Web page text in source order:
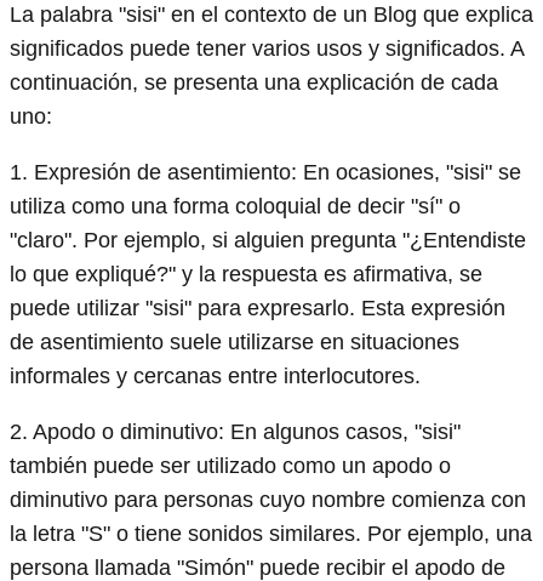
La palabra "sisi" en el contexto de un Blog que explica
significados puede tener varios usos y significados. A
continuación, se presenta una explicación de cada
uno:
1. Expresión de asentimiento: En ocasiones, "sisi" se
utiliza como una forma coloquial de decir "sí" o
"claro". Por ejemplo, si alguien pregunta "¿Entendiste
lo que expliqué?" y la respuesta es afirmativa, se
puede utilizar "sisi" para expresarlo. Esta expresión
de asentimiento suele utilizarse en situaciones
informales y cercanas entre interlocutores.
2. Apodo o diminutivo: En algunos casos, "sisi"
también puede ser utilizado como un apodo o
diminutivo para personas cuyo nombre comienza con
la letra "S" o tiene sonidos similares. Por ejemplo, una
persona llamada "Simón" puede recibir el apodo de